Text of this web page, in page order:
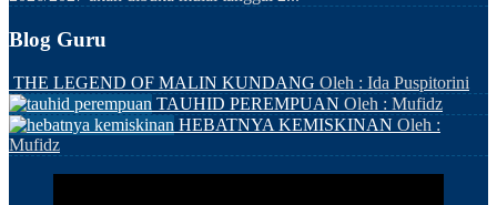
Blog Guru
THE LEGEND OF MALIN KUNDANG Oleh : Ida Puspitorini
TAUHID PEREMPUAN Oleh : Mufidz
HEBATNYA KEMISKINAN Oleh :
Mufidz